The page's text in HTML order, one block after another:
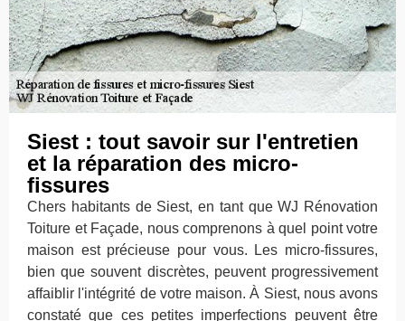
Siest : tout savoir sur l'entretien
et la réparation des micro-
fissures
Chers habitants de Siest, en tant que WJ Rénovation
Toiture et Façade, nous comprenons à quel point votre
maison est précieuse pour vous. Les micro-fissures,
bien que souvent discrètes, peuvent progressivement
affaiblir l'intégrité de votre maison. À Siest, nous avons
constaté que ces petites imperfections peuvent être